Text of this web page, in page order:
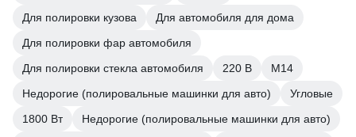
Для полировки кузова
Для автомобиля для дома
Для полировки фар автомобиля
Для полировки стекла автомобиля
220 В
М14
Недорогие (полировальные машинки для авто)
Угловые
1800 Вт
Недорогие (полировальные машинки для авто)